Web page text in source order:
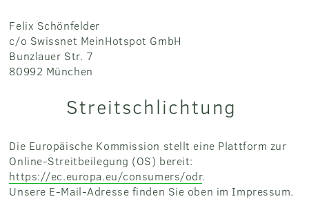
Felix Schönfelder
c/o Swissnet MeinHotspot GmbH
Bunzlauer Str. 7
80992 München
Streitschlichtung
Die Europäische Kommission stellt eine Plattform zur
Online-Streitbeilegung (OS) bereit:
https://ec.europa.eu/consumers/odr.
Unsere E-Mail-Adresse finden Sie oben im Impressum.